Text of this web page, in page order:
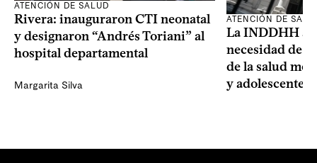
ATENCIÓN DE SALUD
Rivera: inauguraron CTI neonatal
y designaron “Andrés Toriani” al
hospital departamental
Margarita Silva
ATENCIÓN DE
La INDDHH
necesidad de
de la salud
y adolescentes